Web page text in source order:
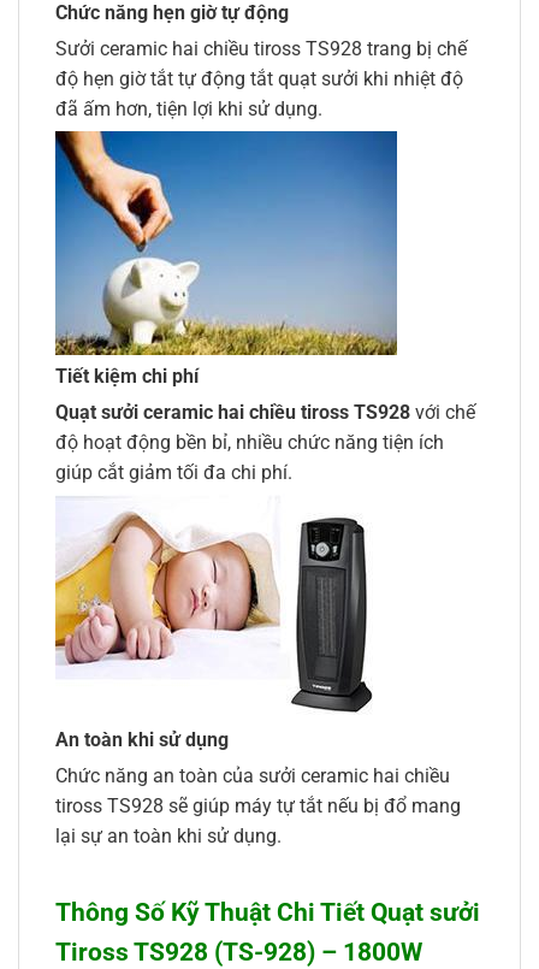
Chức năng hẹn giờ tự động
Sưởi ceramic hai chiều tiross TS928 trang bị chế
độ hẹn giờ tắt tự động tắt quạt sưởi khi nhiệt độ
đã ấm hơn, tiện lợi khi sử dụng.
Tiết kiệm chi phí
Quạt sưởi ceramic hai chiều tiross TS928 với chế
độ hoạt động bền bỉ, nhiều chức năng tiện ích
giúp cắt giảm tối đa chi phí.
An toàn khi sử dụng
Chức năng an toàn của sưởi ceramic hai chiều
tiross TS928 sẽ giúp máy tự tắt nếu bị đổ mang
lại sự an toàn khi sử dụng.
Thông Số Kỹ Thuật Chi Tiết Quạt sưởi
Tiross TS928 (TS-928) – 1800W